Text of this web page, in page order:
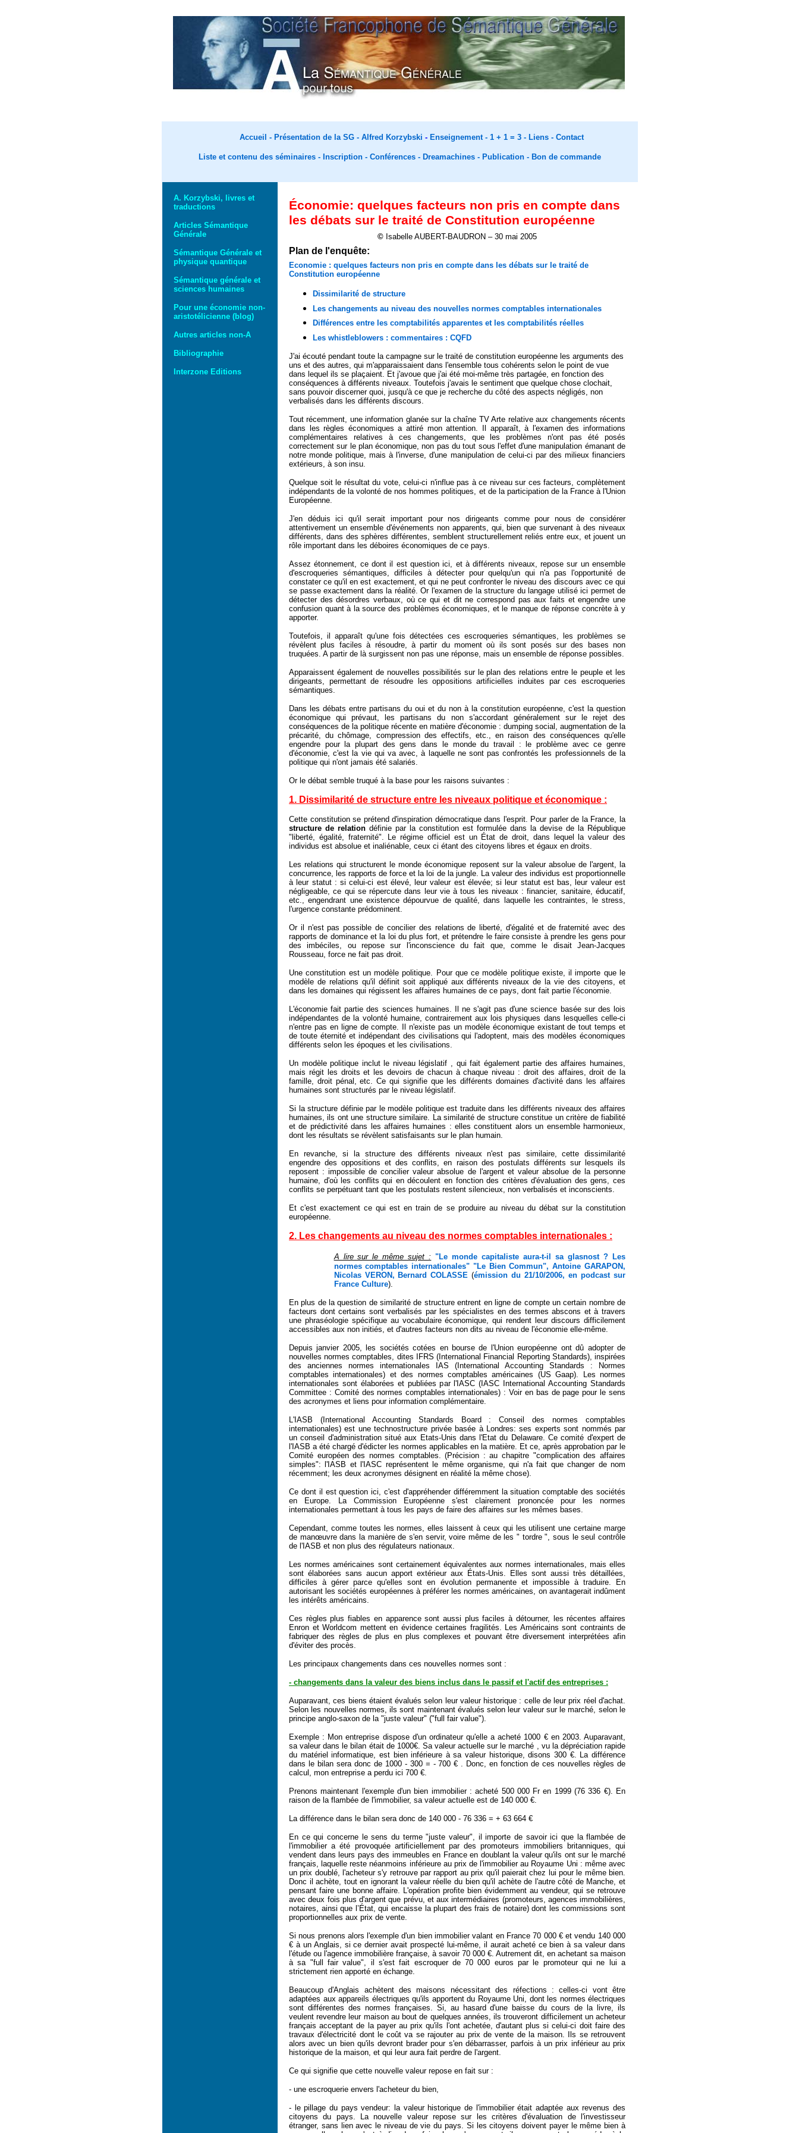
Accueil - Présentation de la SG - Alfred Korzybski - Enseignement - 1 + 1 = 3 - Liens - Contact
Liste et contenu des séminaires- Inscription- Conférences - Dreamachines - Publication - Bon de commande
A. Korzybski, livres et
traductions
Articles Sémantique
Générale
Sémantique Générale et
physique quantique
Sémantique générale et
sciences humaines
Pour une économie non-
aristotélicienne (blog)
Autres articles non-A
Bibliographie
Interzone Editions
Économie: quelques facteurs non pris en compte dans
les débats sur le traité de Constitution européenne
© Isabelle AUBERT-BAUDRON – 30 mai 2005
Plan de l'enquête:
Economie : quelques facteurs non pris en compte dans les débats sur le traité de
Constitution européenne
Dissimilarité de structure
Les changements au niveau des nouvelles normes comptables internationales
Différences entre les comptabilités apparentes et les comptabilités réelles
Les whistleblowers : commentaires : CQFD
J'ai écouté pendant toute la campagne sur le traité de constitution européenne les arguments des
uns et des autres, qui m'apparaissaient dans l'ensemble tous cohérents selon le point de vue
dans lequel ils se plaçaient. Et j'avoue que j'ai été moi-même très partagée, en fonction des
conséquences à différents niveaux. Toutefois j'avais le sentiment que quelque chose clochait,
sans pouvoir discerner quoi, jusqu'à ce que je recherche du côté des aspects négligés, non
verbalisés dans les différents discours.
Tout récemment, une information glanée sur la chaîne TV Arte relative aux changements récents
dans les règles économiques a attiré mon attention. Il apparaît, à l'examen des informations
complémentaires relatives à ces changements, que les problèmes n'ont pas été posés
correctement sur le plan économique, non pas du tout sous l'effet d'une manipulation émanant de
notre monde politique, mais à l'inverse, d'une manipulation de celui-ci par des milieux financiers
extérieurs, à son insu.
Quelque soit le résultat du vote, celui-ci n'influe pas à ce niveau sur ces facteurs, complètement
indépendants de la volonté de nos hommes politiques, et de la participation de la France à l'Union
Européenne.
J'en déduis ici qu'il serait important pour nos dirigeants comme pour nous de considérer
attentivement un ensemble d'événements non apparents, qui, bien que survenant à des niveaux
différents, dans des sphères différentes, semblent structurellement reliés entre eux, et jouent un
rôle important dans les déboires économiques de ce pays.
Assez étonnement, ce dont il est question ici, et à différents niveaux, repose sur un ensemble
d'escroqueries sémantiques, difficiles à détecter pour quelqu'un qui n'a pas l'opportunité de
constater ce qu'il en est exactement, et qui ne peut confronter le niveau des discours avec ce qui
se passe exactement dans la réalité. Or l'examen de la structure du langage utilisé ici permet de
détecter des désordres verbaux, où ce qui et dit ne correspond pas aux faits et engendre une
confusion quant à la source des problèmes économiques, et le manque de réponse concrète à y
apporter.
Toutefois, il apparaît qu'une fois détectées ces escroqueries sémantiques, les problèmes se
révèlent plus faciles à résoudre, à partir du moment où ils sont posés sur des bases non
truquées. A partir de là surgissent non pas une réponse, mais un ensemble de réponse possibles.
Apparaissent également de nouvelles possibilités sur le plan des relations entre le peuple et les
dirigeants, permettant de résoudre les oppositions artificielles induites par ces escroqueries
sémantiques.
Dans les débats entre partisans du oui et du non à la constitution européenne, c'est la question
économique qui prévaut, les partisans du non s'accordant généralement sur le rejet des
conséquences de la politique récente en matière d'économie : dumping social, augmentation de la
précarité, du chômage, compression des effectifs, etc., en raison des conséquences qu'elle
engendre pour la plupart des gens dans le monde du travail : le problème avec ce genre
d'économie, c'est la vie qui va avec, à laquelle ne sont pas confrontés les professionnels de la
politique qui n'ont jamais été salariés.
Or le débat semble truqué à la base pour les raisons suivantes :
1. Dissimilarité de structure entre les niveaux politique et économique :
Cette constitution se prétend d'inspiration démocratique dans l'esprit. Pour parler de la France, la
structure de relation définie par la constitution est formulée dans la devise de la République
"liberté, égalité, fraternité". Le régime officiel est un État de droit, dans lequel la valeur des
individus est absolue et inaliénable, ceux ci étant des citoyens libres et égaux en droits.
Les relations qui structurent le monde économique reposent sur la valeur absolue de l'argent, la
concurrence, les rapports de force et la loi de la jungle. La valeur des individus est proportionnelle
à leur statut : si celui-ci est élevé, leur valeur est élevée; si leur statut est bas, leur valeur est
négligeable, ce qui se répercute dans leur vie à tous les niveaux : financier, sanitaire, éducatif,
etc., engendrant une existence dépourvue de qualité, dans laquelle les contraintes, le stress,
l'urgence constante prédominent.
Or il n'est pas possible de concilier des relations de liberté, d'égalité et de fraternité avec des
rapports de dominance et la loi du plus fort, et prétendre le faire consiste à prendre les gens pour
des imbéciles, ou repose sur l'inconscience du fait que, comme le disait Jean-Jacques
Rousseau, force ne fait pas droit.
Une constitution est un modèle politique. Pour que ce modèle politique existe, il importe que le
modèle de relations qu'il définit soit appliqué aux différents niveaux de la vie des citoyens, et
dans les domaines qui régissent les affaires humaines de ce pays, dont fait partie l'économie.
L'économie fait partie des sciences humaines. Il ne s'agit pas d'une science basée sur des lois
indépendantes de la volonté humaine, contrairement aux lois physiques dans lesquelles celle-ci
n'entre pas en ligne de compte. Il n'existe pas un modèle économique existant de tout temps et
de toute éternité et indépendant des civilisations qui l'adoptent, mais des modèles économiques
différents selon les époques et les civilisations.
Un modèle politique inclut le niveau législatif , qui fait également partie des affaires humaines,
mais régit les droits et les devoirs de chacun à chaque niveau : droit des affaires, droit de la
famille, droit pénal, etc. Ce qui signifie que les différents domaines d'activité dans les affaires
humaines sont structurés par le niveau législatif.
Si la structure définie par le modèle politique est traduite dans les différents niveaux des affaires
humaines, ils ont une structure similaire. La similarité de structure constitue un critère de fiabilité
et de prédictivité dans les affaires humaines : elles constituent alors un ensemble harmonieux,
dont les résultats se révèlent satisfaisants sur le plan humain.
En revanche, si la structure des différents niveaux n'est pas similaire, cette dissimilarité
engendre des oppositions et des conflits, en raison des postulats différents sur lesquels ils
reposent : impossible de concilier valeur absolue de l'argent et valeur absolue de la personne
humaine, d'où les conflits qui en découlent en fonction des critères d'évaluation des gens, ces
conflits se perpétuant tant que les postulats restent silencieux, non verbalisés et inconscients.
Et c'est exactement ce qui est en train de se produire au niveau du débat sur la constitution
européenne.
2. Les changements au niveau des normes comptables internationales :
A lire sur le même sujet : "Le monde capitaliste aura-t-il sa glasnost ? Les
normes comptables internationales" "Le Bien Commun", Antoine GARAPON,
Nicolas VERON, Bernard COLASSE (émission du 21/10/2006, en podcast sur
France Culture).
En plus de la question de similarité de structure entrent en ligne de compte un certain nombre de
facteurs dont certains sont verbalisés par les spécialistes en des termes abscons et à travers
une phraséologie spécifique au vocabulaire économique, qui rendent leur discours difficilement
accessibles aux non initiés, et d'autres facteurs non dits au niveau de l'économie elle-même.
Depuis janvier 2005, les sociétés cotées en bourse de l'Union européenne ont dû adopter de
nouvelles normes comptables, dites IFRS (International Financial Reporting Standards), inspirées
des anciennes normes internationales IAS (International Accounting Standards : Normes
comptables internationales) et des normes comptables américaines (US Gaap). Les normes
internationales sont élaborées et publiées par l'IASC (IASC International Accounting Standards
Committee : Comité des normes comptables internationales) : Voir en bas de page pour le sens
des acronymes et liens pour information complémentaire.
L'IASB (International Accounting Standards Board : Conseil des normes comptables
internationales) est une technostructure privée basée à Londres: ses experts sont nommés par
un conseil d'administration situé aux Etats-Unis dans l'Etat du Delaware. Ce comité d'expert de
l'IASB a été chargé d'édicter les normes applicables en la matière. Et ce, après approbation par le
Comité européen des normes comptables. (Précision : au chapitre "complication des affaires
simples": l'IASB et l'IASC représentent le même organisme, qui n'a fait que changer de nom
récemment; les deux acronymes désignent en réalité la même chose).
Ce dont il est question ici, c'est d'appréhender différemment la situation comptable des sociétés
en Europe. La Commission Européenne s'est clairement prononcée pour les normes
internationales permettant à tous les pays de faire des affaires sur les mêmes bases.
Cependant, comme toutes les normes, elles laissent à ceux qui les utilisent une certaine marge
de manœuvre dans la manière de s'en servir, voire même de les " tordre ", sous le seul contrôle
de l'IASB et non plus des régulateurs nationaux.
Les normes américaines sont certainement équivalentes aux normes internationales, mais elles
sont élaborées sans aucun apport extérieur aux États-Unis. Elles sont aussi très détaillées,
difficiles à gérer parce qu'elles sont en évolution permanente et impossible à traduire. En
autorisant les sociétés européennes à préférer les normes américaines, on avantagerait indûment
les intérêts américains.
Ces règles plus fiables en apparence sont aussi plus faciles à détourner, les récentes affaires
Enron et Worldcom mettent en évidence certaines fragilités. Les Américains sont contraints de
fabriquer des règles de plus en plus complexes et pouvant être diversement interprétées afin
d'éviter des procès.
Les principaux changements dans ces nouvelles normes sont :
- changements dans la valeur des biens inclus dans le passif et l'actif des entreprises :
Auparavant, ces biens étaient évalués selon leur valeur historique : celle de leur prix réel d'achat.
Selon les nouvelles normes, ils sont maintenant évalués selon leur valeur sur le marché, selon le
principe anglo-saxon de la "juste valeur" ("full fair value").
Exemple : Mon entreprise dispose d'un ordinateur qu'elle a acheté 1000 € en 2003. Auparavant,
sa valeur dans le bilan était de 1000€. Sa valeur actuelle sur le marché , vu la dépréciation rapide
du matériel informatique, est bien inférieure à sa valeur historique, disons 300 €. La différence
dans le bilan sera donc de 1000 - 300 = - 700 € . Donc, en fonction de ces nouvelles règles de
calcul, mon entreprise a perdu ici 700 €.
Prenons maintenant l'exemple d'un bien immobilier : acheté 500 000 Fr en 1999 (76 336 €). En
raison de la flambée de l'immobilier, sa valeur actuelle est de 140 000 €.
La différence dans le bilan sera donc de 140 000 - 76 336 = + 63 664 €
En ce qui concerne le sens du terme "juste valeur", il importe de savoir ici que la flambée de
l'immobilier a été provoquée artificiellement par des promoteurs immobiliers britanniques, qui
vendent dans leurs pays des immeubles en France en doublant la valeur qu'ils ont sur le marché
français, laquelle reste néanmoins inférieure au prix de l'immobilier au Royaume Uni : même avec
un prix doublé, l'acheteur s'y retrouve par rapport au prix qu'il paierait chez lui pour le même bien.
Donc il achète, tout en ignorant la valeur réelle du bien qu'il achète de l'autre côté de Manche, et
pensant faire une bonne affaire. L'opération profite bien évidemment au vendeur, qui se retrouve
avec deux fois plus d'argent que prévu, et aux intermédiaires (promoteurs, agences immobilières,
notaires, ainsi que l’État, qui encaisse la plupart des frais de notaire) dont les commissions sont
proportionnelles aux prix de vente.
Si nous prenons alors l'exemple d'un bien immobilier valant en France 70 000 € et vendu 140 000
€ à un Anglais, si ce dernier avait prospecté lui-même, il aurait acheté ce bien à sa valeur dans
l'étude ou l'agence immobilière française, à savoir 70 000 €. Autrement dit, en achetant sa maison
à sa "full fair value", il s'est fait escroquer de 70 000 euros par le promoteur qui ne lui a
strictement rien apporté en échange.
Beaucoup d'Anglais achètent des maisons nécessitant des réfections : celles-ci vont être
adaptées aux appareils électriques qu'ils apportent du Royaume Uni, dont les normes électriques
sont différentes des normes françaises. Si, au hasard d'une baisse du cours de la livre, ils
veulent revendre leur maison au bout de quelques années, ils trouveront difficilement un acheteur
français acceptant de la payer au prix qu'ils l'ont achetée, d'autant plus si celui-ci doit faire des
travaux d'électricité dont le coût va se rajouter au prix de vente de la maison. Ils se retrouvent
alors avec un bien qu'ils devront brader pour s'en débarrasser, parfois à un prix inférieur au prix
historique de la maison, et qui leur aura fait perdre de l'argent.
Ce qui signifie que cette nouvelle valeur repose en fait sur :
- une escroquerie envers l'acheteur du bien,
- le pillage du pays vendeur: la valeur historique de l'immobilier était adaptée aux revenus des
citoyens du pays. La nouvelle valeur repose sur les critères d'évaluation de l'investisseur
étranger, sans lien avec le niveau de vie du pays. Si les citoyens doivent payer le même bien à